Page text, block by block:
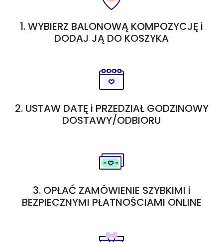
1. WYBIERZ BALONOWĄ KOMPOZYCJĘ i
DODAJ JĄ DO KOSZYKA
2. USTAW DATĘ i PRZEDZIAŁ GODZINOWY
DOSTAWY/ODBIORU
3. OPŁAĆ ZAMÓWIENIE SZYBKIMI i
BEZPIECZNYMI PŁATNOŚCIAMI ONLINE